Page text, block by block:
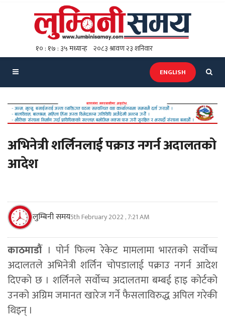
ENGLISH
अभिनेत्री शर्लिनलाई पक्राउ नगर्न अदालतको
आदेश
लुम्बिनी समय5th February 2022 , 7:21 AM
काठमाडौं । पोर्न फिल्म रेकेट मामलामा भारतको सर्वोच्च
अदालतले अभिनेत्री शर्लिन चोपडालाई पक्राउ नगर्न आदेश
दिएको छ । शर्लिनले सर्वोच्च अदालतमा बम्बई हाइ कोर्टको
उनको अग्रिम जमानत खारेज गर्ने फैसलाविरुद्ध अपिल गरेकी
थिइन् ।